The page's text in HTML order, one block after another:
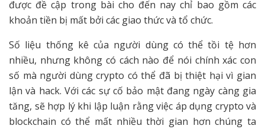
được đề cập trong bài cho đến nay chỉ bao gồm các
khoản tiền bị mất bởi các giao thức và tổ chức.
Số liệu thống kê của người dùng có thể tồi tệ hơn
nhiều, nhưng không có cách nào để nói chính xác con
số mà người dùng crypto có thể đã bị thiệt hại vì gian
lận và hack. Với các sự cố bảo mật đang ngày càng gia
tăng, sẽ hợp lý khi lập luận rằng việc áp dụng crypto và
blockchain có thể mất nhiều thời gian hơn chúng ta